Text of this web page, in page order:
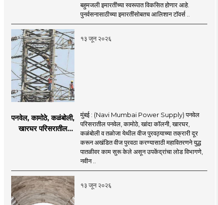
बहुमजली इमारतींच्या स्वरूपात विकसित होणार आहे.
पुनर्वसनासाठीच्या इमारतींसोबतच आलिशान टॉवर्स ..
१३ जून २०२६
पनवेल, कामोठे, कळंबोली,
खारघर परिसरातील
उपाययोजना
मुंबई : (Navi Mumbai Power Supply) पनवेल
परिसरातील पनवेल, कामोठे, खांदा कॉलनी, खारघर,
कळंबोली व तळोजा येथील वीज पुरवठ्याच्या तक्रारी दूर
करून अखंडित वीज पुरवठा करण्यासाठी महावितरणने युद्ध
पातळीवर काम सुरू केले असून उपकेंद्रांचा लोड विभागणे,
नवीन ..
१३ जून २०२६